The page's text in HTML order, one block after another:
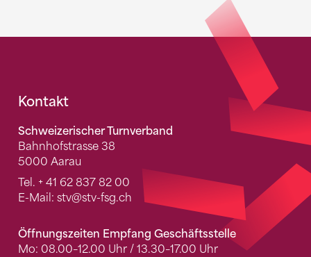
Fusszeile
Kontakt
Schweizerischer Turnverband
Bahnhofstrasse 38
5000 Aarau
Tel. + 41 62 837 82 00
E-Mail: stv@stv-fsg.ch
Öffnungszeiten Empfang Geschäftsstelle
Mo: 08.00–12.00 Uhr / 13.30–17.00 Uhr